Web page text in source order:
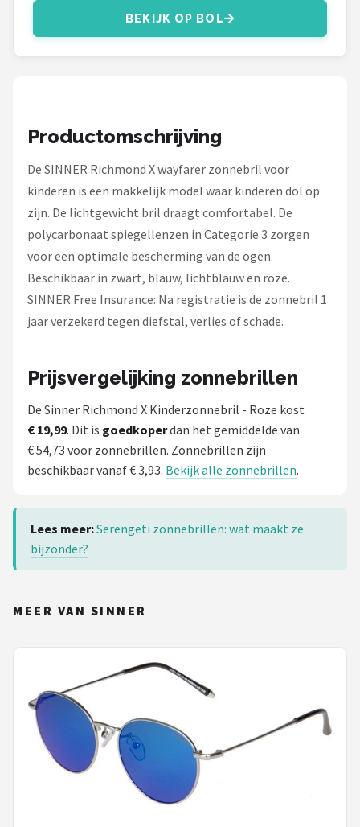
Guess
Fako Sunglasses®
Serengeti
Alle merken →
BEKIJK OP BOL
Productomschrijving
De SINNER Richmond X wayfarer zonnebril voor
kinderen is een makkelijk model waar kinderen dol op
zijn. De lichtgewicht bril draagt comfortabel. De
polycarbonaat spiegellenzen in Categorie 3 zorgen
voor een optimale bescherming van de ogen.
Beschikbaar in zwart, blauw, lichtblauw en roze.
SINNER Free Insurance: Na registratie is de zonnebril 1
jaar verzekerd tegen diefstal, verlies of schade.
Prijsvergelijking zonnebrillen
De Sinner Richmond X Kinderzonnebril - Roze kost
€ 19,99. Dit is goedkoperdan het gemiddelde van
€ 54,73 voor zonnebrillen. Zonnebrillen zijn
beschikbaar vanaf € 3,93. Bekijk alle zonnebrillen.
Lees meer:Serengeti zonnebrillen: wat maakt ze
bijzonder?
MEER VAN SINNER